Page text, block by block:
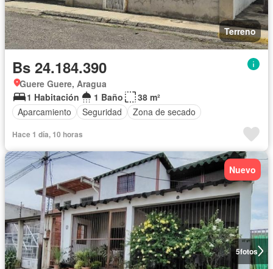
Terreno
Bs 24.184.390
Guere Guere, Aragua
1 Habitación
1 Baño
38 m²
Aparcamiento
Seguridad Zona de secado
Hace 1 día, 10 horas
5fotos
Nuevo